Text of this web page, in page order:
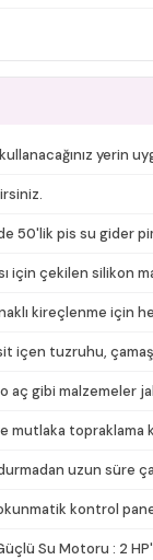
yerin
50'lik pis su gider
için çekilen silikon
kireçlenme için
içen tuzruhu,
aç gibi
topraklama
uzun süre
kontrol
Su Motoru : 2